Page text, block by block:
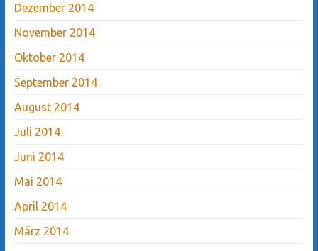
Dezember 2014
November 2014
Oktober 2014
September 2014
August 2014
Juli 2014
Juni 2014
Mai 2014
April 2014
März 2014